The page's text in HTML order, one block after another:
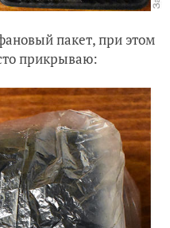
пакет, при этом
прикрываю: